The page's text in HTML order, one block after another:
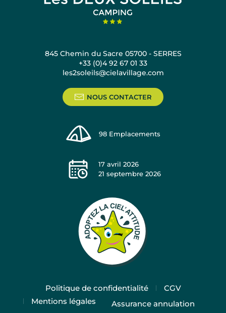
845 Chemin du Sacre 05700 - SERRES
+33 (0)4 92 67 01 33
les2soleils@cielavillage.com
NOUS CONTACTER
98 Emplacements
17 avril 2026
21 septembre 2026
Politique de confidentialité
CGV
Mentions légales
Assurance annulation